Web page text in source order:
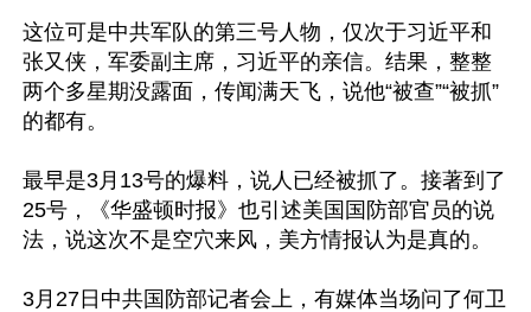
这位可是中共军队的第三号人物，仅次于习近平和
张又侠，军委副主席，习近平的亲信。结果，整整
两个多星期没露面，传闻满天飞，说他“被查”“被抓”
的都有。
最早是3月13号的爆料，说人已经被抓了。接著到了
25号，《华盛顿时报》也引述美国国防部官员的说
法，说这次不是空穴来风，美方情报认为是真的。
3月27日中共国防部记者会上，有媒体当场问了何卫